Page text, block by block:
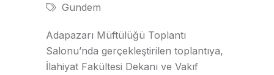
Gundem
Adapazarı Müftülüğü Toplantı
Salonu’nda gerçekleştirilen toplantıya,
İlahiyat Fakültesi Dekanı ve Vakıf